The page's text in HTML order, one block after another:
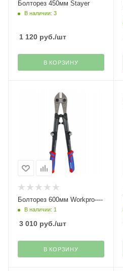
Болторез 450мм Stayer
В наличии: 3
1 120 руб./шт
В КОРЗИНУ
Болторез 600мм Workpro----
В наличии: 1
3 010 руб./шт
В КОРЗИНУ